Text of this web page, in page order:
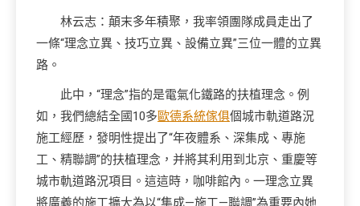
林云志：顛末多年積聚，我率領團隊成員走出了
一條“理念立異、技巧立異、設備立異”三位一體的立異
路。
此中，“理念”指的是電氣化鐵路的扶植理念。例
如，我們總結全國10多歐德系統傢俱個城市軌道路況
施工經歷，發明性提出了“年夜體系、深集成、專施
工、精聯調”的扶植理念，并將其利用到北京、重慶等
城市軌道路況項目。這這時，咖啡館內。一理念立異
將廣義的施工擴大為以“集成—施工—聯調”為重要內她